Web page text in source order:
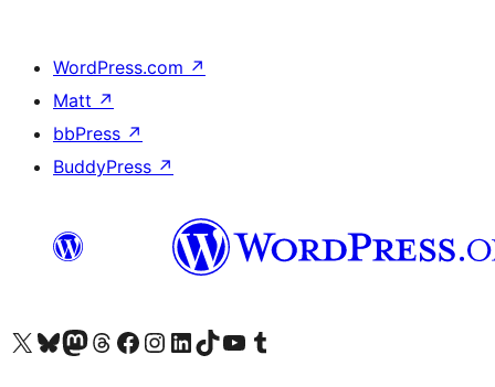
WordPress.com ↗
Matt ↗
bbPress ↗
BuddyPress ↗
Visita nuestra cuenta de X (anteriormente Twitter)
Visita nuestra cuenta de Bluesky
Visita nuestra cuenta de Mastodon
Visita nuestra cuenta de Threads
Visita nuestra página de Facebook
Visita nuestra cuenta de Instagram
Visita nuestra cuenta de LinkedIn
Visita nuestra cuenta de TikTok
Visita nuestro canal de YouTube
Visita nuestra cuenta de Tumblr